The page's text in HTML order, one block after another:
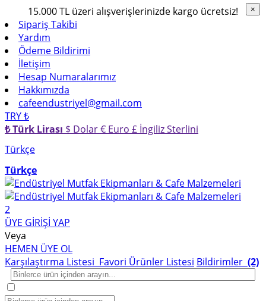
15.000 TL üzeri alışverişlerinizde kargo ücretsiz!
Sipariş Takibi
Yardım
Ödeme Bildirimi
İletişim
Hesap Numaralarımız
Hakkımızda
cafeendustriyel@gmail.com
TRY ₺
₺ Türk Lirası $ Dolar€ Euro £ İngiliz Sterlini
Türkçe
Türkçe
2
ÜYE GİRİŞİ YAP
Veya
HEMEN ÜYE OL
Karşılaştırma Listesi Favori Ürünler Listesi Bildirimler (2)
×
×